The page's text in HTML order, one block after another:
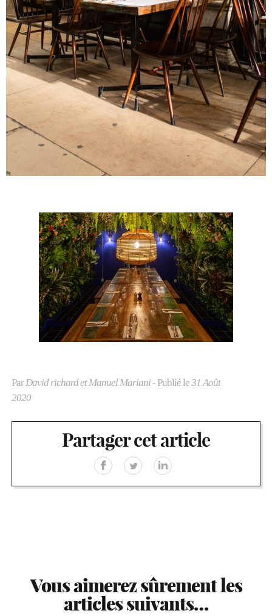
ParDavid richard et Manuel Mariani- Publié le31 Août
2020
Partager cet article
Vous aimerez sûrement les
articles suivants…